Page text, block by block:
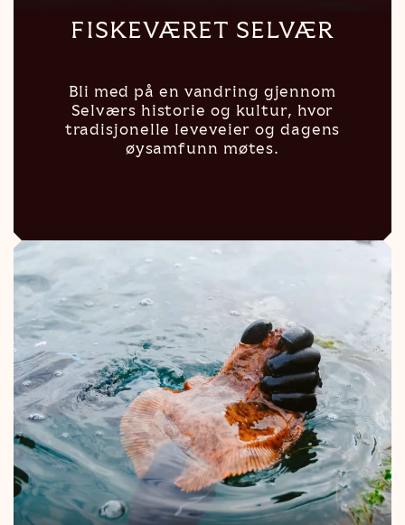
FISKEVÆRET SELVÆR
Bli med på en vandring gjennom
Selværs historie og kultur, hvor
tradisjonelle leveveier og dagens
øysamfunn møtes.